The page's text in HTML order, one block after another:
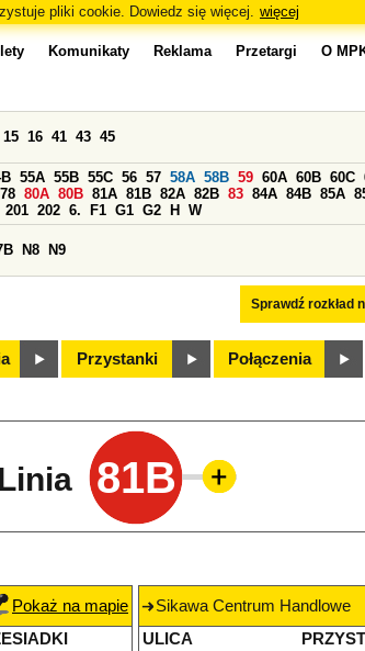
pliki cookie. Dowiedz się więcej. więcej
Komunikaty Reklama Przetargi O
Sprawdź rozkład
15 16 41 43 45
55A 55B 55C 56 57 58A 58B 59 60A 60B 60C
78 80A 80B 81A 81B 82A 82B 83 84A 84B 85A
201 202 6. F1 G1 G2 H W
N8 N9
Przystanki Połączenia
Linia 81B
Pokaż na mapie
Sikawa Centrum Handlowe
ULICA